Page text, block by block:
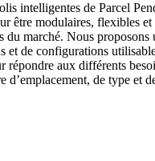
intelligentes de Parcel
être modulaires, flexibles et
du marché. Nous
et de configurations
répondre aux différents
d’emplacement, de type et